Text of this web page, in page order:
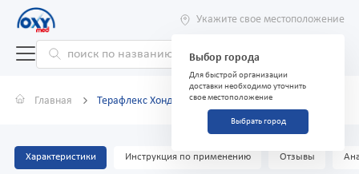
Укажите свое местоположение
Выбор города
Для быстрой организации
доставки необходимо уточнить
свое местоположение
Выбрать город
Главная Терафлекс Хондрокрем Форте крем 30 г
Характеристики Инструкция по применению Отзывы